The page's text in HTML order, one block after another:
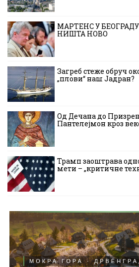
МАРТЕНС У
НИШТА НОВО
Загреб стеже обруч
„плови“ наш Јадран?
Од Дечана до
Пантелејмон кроз
Трамп заоштрава
мети – „критичне